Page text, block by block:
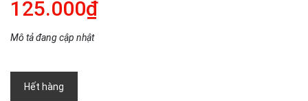
125.000₫
Mô tả đang cập nhật
Hết hàng